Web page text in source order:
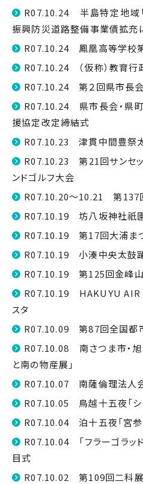
R07.10.24 半島特定地域
振興防災道路整備事業債拡充
R07.10.24 鳳凰高等学校
R07.10.24 （仮称）教育行
R07.10.24 第２回県市長
R07.10.24 県市長会・県
援協定改定締結式
R07.10.23 津貫中間豊祭
R07.10.23 第21回サンセッ
ンドゴルフ大会
R07.10.20～10.21 第137
R07.10.19 坊八坂神社祇園
R07.10.19 第17回大浦ま
R07.10.19 小湊中央太鼓
R07.10.19 第125回金峰
R07.10.19 HAKUYU AIR
スタ
R07.10.09 第87回全国都
R07.10.08 南さつま市・
と南の物産展」
R07.10.07 南薩倫理法人会
R07.10.05 鳥越十五夜「シ
R07.10.04 泊十五夜「宮参
R07.10.04 「フラーゴラッ
目式
R07.10.02 第109回二科